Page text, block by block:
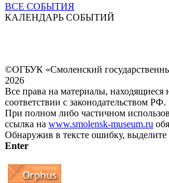
ВСЕ СОБЫТИЯ
КАЛЕНДАРЬ СОБЫТИЙ
©ОГБУК «Смоленский
2026
Все права на материалы, находящиеся
соответствии с законодательством РФ.
При полном либо частичном
ссылка на www.smolensk-museum.ru
Обнаружив в тексте ошибку,
Enter